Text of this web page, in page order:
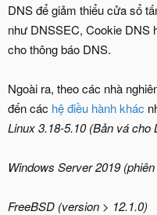
DNS để giảm thiểu cửa sổ
như DNSSEC, Cookie DNS
cho thông báo DNS.
Ngoài ra, theo các nhà
đến các hệ điều hành khác
Linux 3.18-5.10 (Bản vá
Windows Server 2019
FreeBSD (version > 12.1.0)